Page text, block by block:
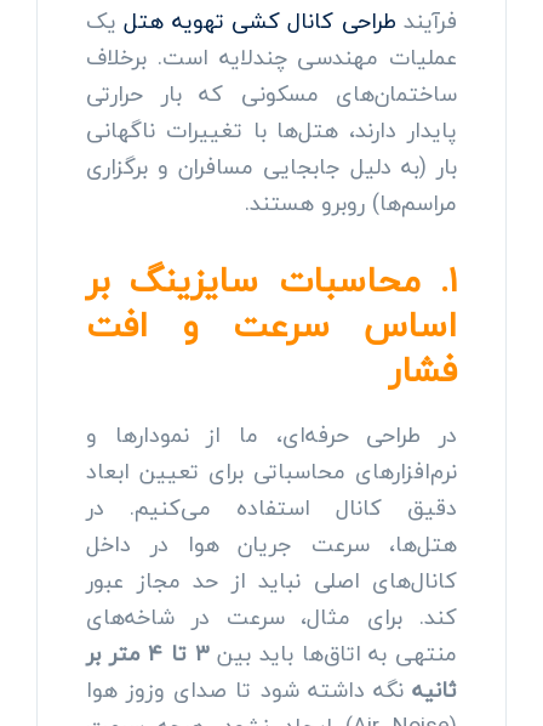
فرآیند طراحی کانال کشی تهویه هتلیک
عملیات مهندسی چندلایه است. برخلاف
ساختمان‌های مسکونی که بار حرارتی
پایدار دارند، هتل‌ها با تغییرات ناگهانی
بار (به دلیل جابجایی مسافران و برگزاری
مراسم‌ها) روبرو هستند.
۱. محاسبات سایزینگ بر
اساس سرعت و افت
فشار
در طراحی حرفه‌ای، ما از نمودارها و
نرم‌افزارهای محاسباتی برای تعیین ابعاد
دقیق کانال استفاده می‌کنیم. در
هتل‌ها، سرعت جریان هوا در داخل
کانال‌های اصلی نباید از حد مجاز عبور
کند. برای مثال، سرعت در شاخه‌های
منتهی به اتاق‌ها باید بین
۳ تا ۴ متر بر
ثانیه نگه داشته شود تا صدای وزوز هوا